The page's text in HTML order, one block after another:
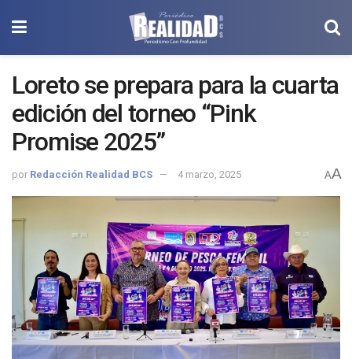
Loreto se prepara para la cuarta
edición del torneo “Pink
Promise 2025”
por Redacción Realidad BCS 4 marzo, 2025 AA